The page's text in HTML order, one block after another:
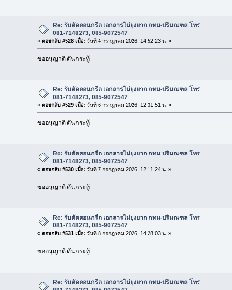
Re: รับตัดคอนกรีต เอกสารไม่ยุ่งยาก กทม-ปริมณฑล โทร
081-7148273, 085-9072547
« ตอบกลับ #528 เมื่อ: วันที่ 4 กรกฎาคม 2026, 14:52:23 น. »
ขออนุญาติ ดันกระทู้
Re: รับตัดคอนกรีต เอกสารไม่ยุ่งยาก กทม-ปริมณฑล โทร
081-7148273, 085-9072547
« ตอบกลับ #529 เมื่อ: วันที่ 6 กรกฎาคม 2026, 12:31:51 น. »
ขออนุญาติ ดันกระทู้
Re: รับตัดคอนกรีต เอกสารไม่ยุ่งยาก กทม-ปริมณฑล โทร
081-7148273, 085-9072547
« ตอบกลับ #530 เมื่อ: วันที่ 7 กรกฎาคม 2026, 12:11:24 น. »
ขออนุญาติ ดันกระทู้
Re: รับตัดคอนกรีต เอกสารไม่ยุ่งยาก กทม-ปริมณฑล โทร
081-7148273, 085-9072547
« ตอบกลับ #531 เมื่อ: วันที่ 8 กรกฎาคม 2026, 14:28:03 น. »
ขออนุญาติ ดันกระทู้
Re: รับตัดคอนกรีต เอกสารไม่ยุ่งยาก กทม-ปริมณฑล โทร